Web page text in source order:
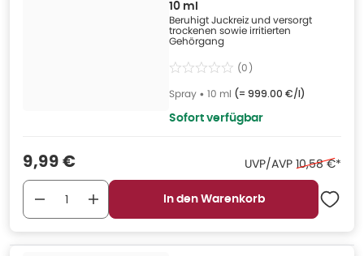
10 ml
Beruhigt Juckreiz und versorgt
trockenen sowie irritierten
Gehörgang
(0)
Spray • 10 ml (= 999.00 €/l)
Sofort verfügbar
Verkaufspreis
9,99 € UVP/AVP Ehemaliger
10,58 €*
In den Warenkorb